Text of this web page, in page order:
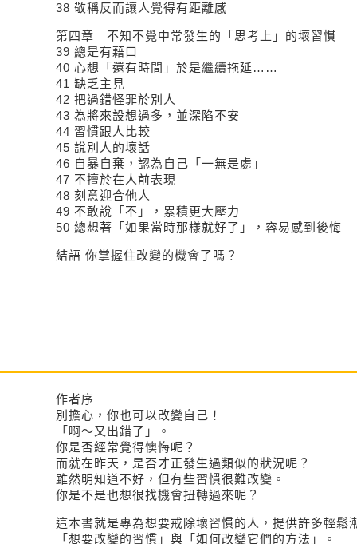
38 敬稱反而讓人覺得有距離
第四章 不知不覺中常發生的「思考上」的壞習慣
39 總是有藉口
40 心想「還有時間」於是繼續拖
41 缺乏主見
42 把過錯怪罪於別人
43 為將來設想過多，並
44 習慣跟人比較
45 說別人的壞話
46 自暴自棄，認為自己「一無是
47 不擅於在人前表現
48 刻意迎合他人
49 不敢說「不」，累積更大
50 總想著「如果當時那樣就好了」，容
結語 你掌握住改變的機會了嗎？
作者序
別擔心，你也可以改變自己！
「啊～又出錯了」。
你是否經常覺得懊悔呢？
而就在昨天，是否才正發生過類似的狀況呢？
雖然明知道不好，但有些習慣很難改變。
你是不是也想很找機會扭轉過來呢？
這本書就是專為想要戒除壞習慣的人，提供許多輕鬆
「想要改變的習慣」與「如何改變它們的方法」。